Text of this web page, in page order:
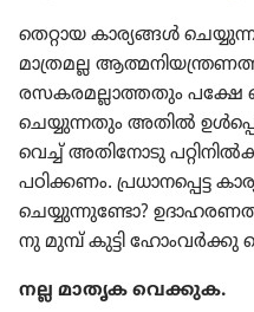
തെറ്റായ കാര്യങ്ങൾ
മാത്രമല്ല
രസകര​മ​ല്ലാ​ത്ത​തും പക്ഷേ
ചെയ്യു​ന്ന​തും അതിൽ
വെച്ച്‌ അതി​നോ​ടു
പഠിക്കണം. പ്രധാ​ന​പ്പെട്ട
ചെയ്യു​ന്നു​ണ്ടോ?
നു മുമ്പ്‌ കുട്ടി ഹോം​വർക്കു
നല്ല മാതൃക വെക്കുക.